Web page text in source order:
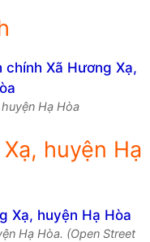
Hạ Hòa
huyện Hạ
Hạ Hòa. (Open Street